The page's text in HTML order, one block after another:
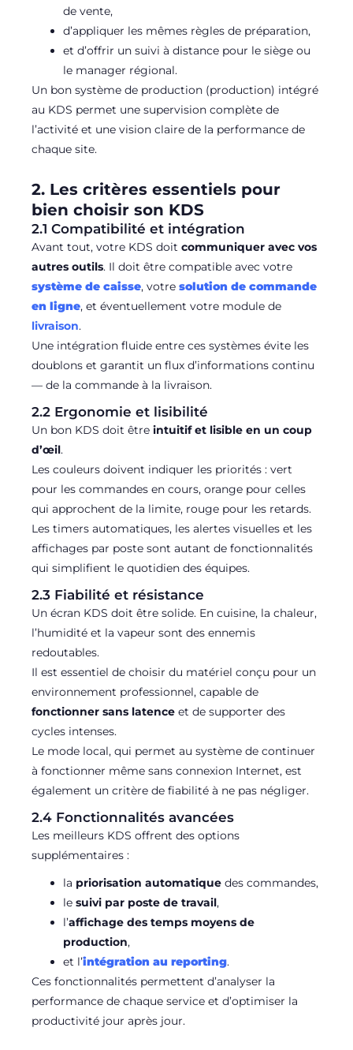
de vente,
d’appliquer les mêmes règles de préparation,
et d’offrir un suivi à distance pour le siège ou
le manager régional.
Un bon système de production (production) intégré
au KDS permet une supervision complète de
l’activité et une vision claire de la performance de
chaque site.
2. Les critères essentiels pour
bien choisir son KDS
2.1 Compatibilité et intégration
Avant tout, votre KDS doitcommuniquer avec vos
autres outils. Il doit être compatible avec votre
système de caisse, votresolution de commande
en ligne, et éventuellement votre module de
livraison.
Une intégration fluide entre ces systèmes évite les
doublons et garantit un flux d’informations continu
— de la commande à la livraison.
2.2 Ergonomie et lisibilité
Un bon KDS doit êtreintuitif et lisible en un coup
d’œil.
Les couleurs doivent indiquer les priorités : vert
pour les commandes en cours, orange pour celles
qui approchent de la limite, rouge pour les retards.
Les timers automatiques, les alertes visuelles et les
affichages par poste sont autant de fonctionnalités
qui simplifient le quotidien des équipes.
2.3 Fiabilité et résistance
Un écran KDS doit être solide. En cuisine, la chaleur,
l’humidité et la vapeur sont des ennemis
redoutables.
Il est essentiel de choisir du matériel conçu pour un
environnement professionnel, capable de
fonctionner sans latence et de supporter des
cycles intenses.
Le mode local, qui permet au système de continuer
à fonctionner même sans connexion Internet, est
également un critère de fiabilité à ne pas négliger.
2.4 Fonctionnalités avancées
Les meilleurs KDS offrent des options
supplémentaires :
la priorisation automatique des commandes,
lesuivi par poste de travail,
l’affichage des temps moyens de
production,
et l’intégration au reporting.
Ces fonctionnalités permettent d’analyser la
performance de chaque service et d’optimiser la
productivité jour après jour.